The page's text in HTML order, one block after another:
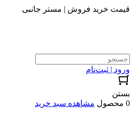
قیمت خرید فروش | مستر جانبی
ورود | ثبت‌نام
بستن
0 محصول
مشاهده سبد خرید